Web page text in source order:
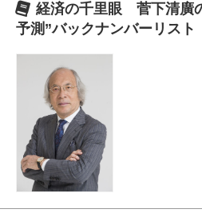
経済の千里眼 菅下清廣
予測”バックナンバーリスト